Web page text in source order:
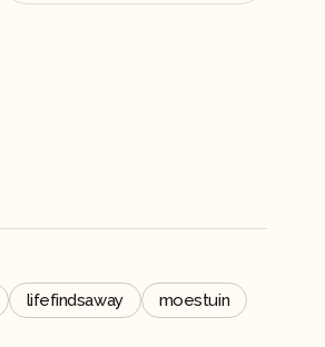
lifefindsaway
moestuin